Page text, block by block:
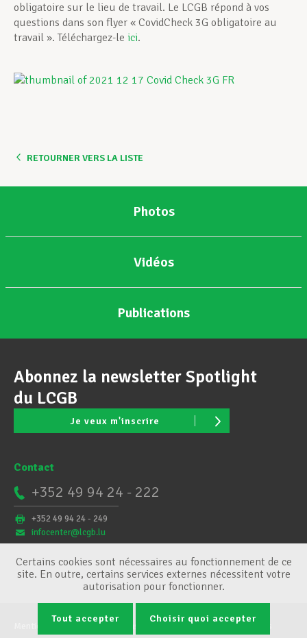
obligatoire sur le lieu de travail. Le LCGB répond à vos
questions dans son flyer « CovidCheck 3G obligatoire au
travail ». Téléchargez-le ici.
RETOURNER VERS LA LISTE
Photos
Vidéos
Publications
Abonnez la newsletter Spotlight
du LCGB
Je veux m'inscrire
Contact
+352 49 94 24 - 222
+352 49 94 24 - 249
infocenter@lcgb.lu
Conditions générales Gestion des cookies
Certains cookies sont nécessaires au fonctionnement de ce
site. En outre, certains services externes nécessitent votre
autorisation pour fonctionner.
Tout accepter Choisir quoi accepter